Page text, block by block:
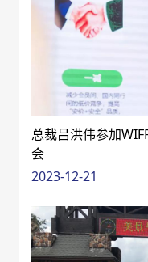
总裁吕洪伟参加
会
2023-12-21